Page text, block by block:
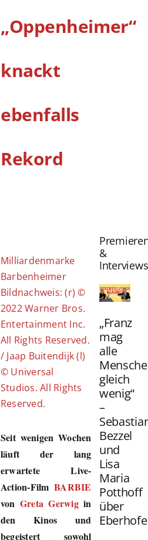
„Oppenheimer“
knackt
ebenfalls
Rekord
Milliardenmarke
Barbenheimer
Bildnachweis: (r) ©
2022 Warner Bros.
Entertainment Inc.
All Rights Reserved.
/ Jaap Buitendijk (l)
© Universal
Studios. All Rights
Reserved.
Seit wenigen Wochen
läuft der lang
erwartete Live-
Action-FilmBARBIE
von Greta Gerwigin
den Kinos und
begeistert sowohl
&
Interviews
„Franz
mag
alle
gleich
wenig“
–
Bezzel
und
Lisa
Maria
Potthoff
über